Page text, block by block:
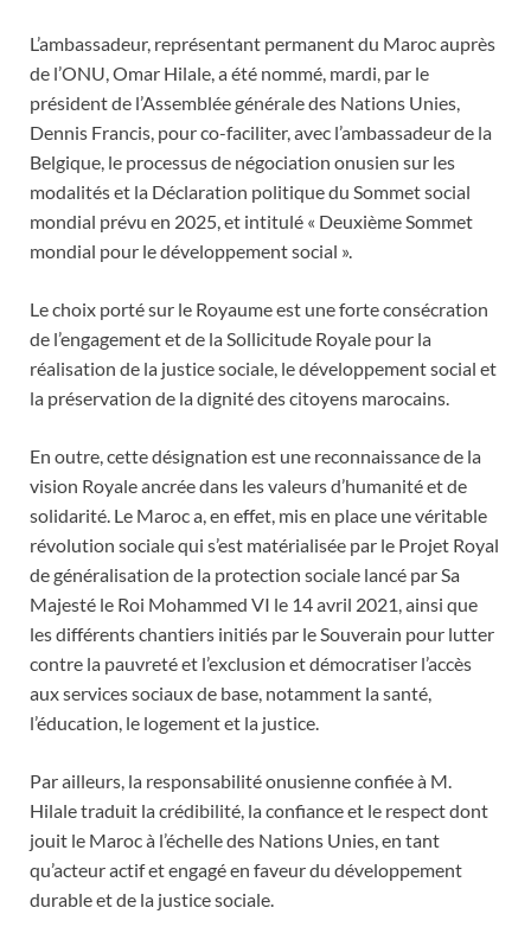
L’ambassadeur, représentant permanent du Maroc auprès
de l’ONU, Omar Hilale, a été nommé, mardi, par le
président de l’Assemblée générale des Nations Unies,
Dennis Francis, pour co-faciliter, avec l’ambassadeur de la
Belgique, le processus de négociation onusien sur les
modalités et la Déclaration politique du Sommet social
mondial prévu en 2025, et intitulé « Deuxième Sommet
mondial pour le développement social ».
Le choix porté sur le Royaume est une forte consécration
de l’engagement et de la Sollicitude Royale pour la
réalisation de la justice sociale, le développement social et
la préservation de la dignité des citoyens marocains.
En outre, cette désignation est une reconnaissance de la
vision Royale ancrée dans les valeurs d’humanité et de
solidarité. Le Maroc a, en effet, mis en place une véritable
révolution sociale qui s’est matérialisée par le Projet Royal
de généralisation de la protection sociale lancé par Sa
Majesté le Roi Mohammed VI le 14 avril 2021, ainsi que
les différents chantiers initiés par le Souverain pour lutter
contre la pauvreté et l’exclusion et démocratiser l’accès
aux services sociaux de base, notamment la santé,
l’éducation, le logement et la justice.
Par ailleurs, la responsabilité onusienne confiée à M.
Hilale traduit la crédibilité, la confiance et le respect dont
jouit le Maroc à l’échelle des Nations Unies, en tant
qu’acteur actif et engagé en faveur du développement
durable et de la justice sociale.